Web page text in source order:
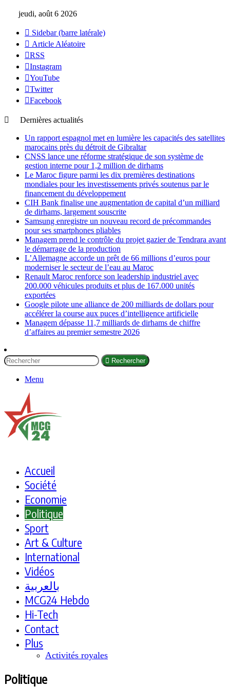
jeudi, août 6 2026
Sidebar (barre latérale)
Article Aléatoire
RSS
Instagram
YouTube
Twitter
Facebook
Dernières actualités
Un rapport espagnol met en lumière les capacités des satellites
marocains près du détroit de Gibraltar
CNSS lance une réforme stratégique de son système de
gestion interne pour 1,2 million de dirhams
Le Maroc figure parmi les dix premières destinations
mondiales pour les investissements privés soutenus par le
financement du développement
CIH Bank finalise une augmentation de capital d’un milliard
de dirhams, largement souscrite
Samsung enregistre un nouveau record de précommandes
pour ses smartphones pliables
Managem prend le contrôle du projet gazier de Tendrara avant
le démarrage de la production
L’Allemagne accorde un prêt de 66 millions d’euros pour
moderniser le secteur de l’eau au Maroc
Renault Maroc renforce son leadership industriel avec
200.000 véhicules produits et plus de 167.000 unités
exportées
Google pilote une alliance de 200 milliards de dollars pour
accélérer la course aux puces d’intelligence artificielle
Managem dépasse 11,7 milliards de dirhams de chiffre
d’affaires au premier semestre 2026
Rechercher
Menu
Accueil
Société
Economie
Politique
Sport
Art & Culture
International
Vidéos
بالعربية
MCG24 Hebdo
Hi-Tech
Contact
Plus
Activités royales
Politique